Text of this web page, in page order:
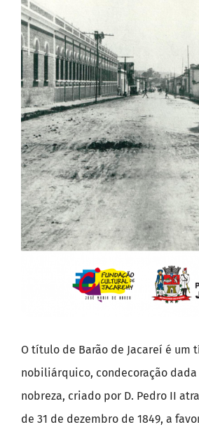
O título de Barão de Jacareí é um
nobiliárquico, condecoração dada
nobreza, criado por D. Pedro II
de 31 de dezembro de 1849, a